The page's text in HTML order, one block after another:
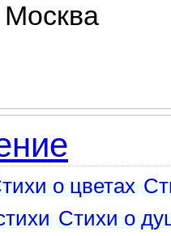
Москва
о цветах
Стихи о